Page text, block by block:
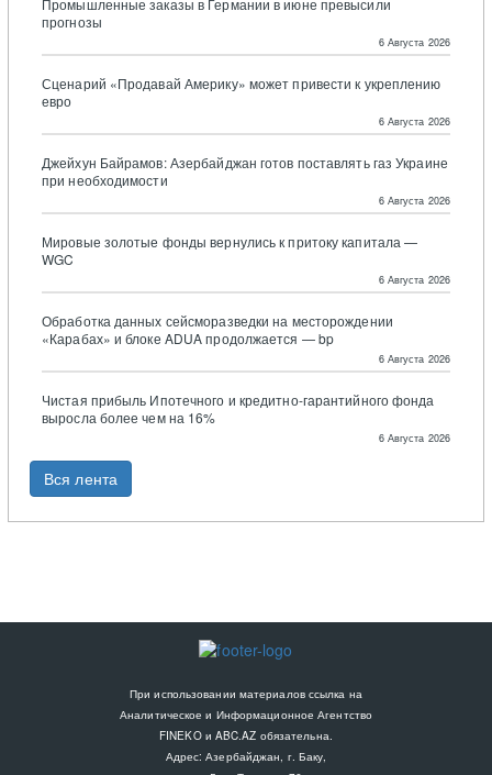
Промышленные заказы в Германии в июне превысили
прогнозы
6 Августа 2026
Сценарий «Продавай Америку» может привести к укреплению
евро
6 Августа 2026
Джейхун Байрамов: Азербайджан готов поставлять газ Украине
при необходимости
6 Августа 2026
Мировые золотые фонды вернулись к притоку капитала —
WGC
6 Августа 2026
Обработка данных сейсморазведки на месторождении
«Карабах» и блоке ADUA продолжается — bp
6 Августа 2026
Чистая прибыль Ипотечного и кредитно-гарантийного фонда
выросла более чем на 16%
6 Августа 2026
Вся лента
При использовании материалов ссылка на
Аналитическое и Информационное Агентство
FINEKO и ABC.AZ обязательна.
Адрес: Азербайджан, г. Баку,